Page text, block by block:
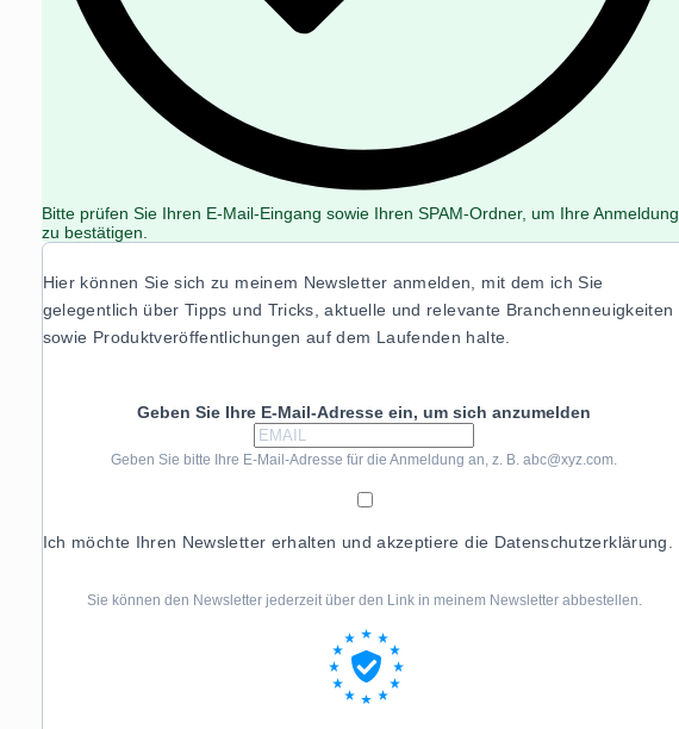
Bitte prüfen Sie Ihren E-Mail-Eingang sowie Ihren SPAM-Ordner, um Ihre Anmeldung
zu bestätigen.
Hier können Sie sich zu meinem Newsletter anmelden, mit dem ich Sie
gelegentlich über Tipps und Tricks, aktuelle und relevante Branchenneuigkeiten
sowie Produktveröffentlichungen auf dem Laufenden halte.
Geben Sie Ihre E-Mail-Adresse ein, um sich anzumelden
Geben Sie bitte Ihre E-Mail-Adresse für die Anmeldung an, z. B. abc@xyz.com.
Ich möchte Ihren Newsletter erhalten und akzeptiere die Datenschutzerklärung.
Sie können den Newsletter jederzeit über den Link in meinem Newsletter abbestellen.